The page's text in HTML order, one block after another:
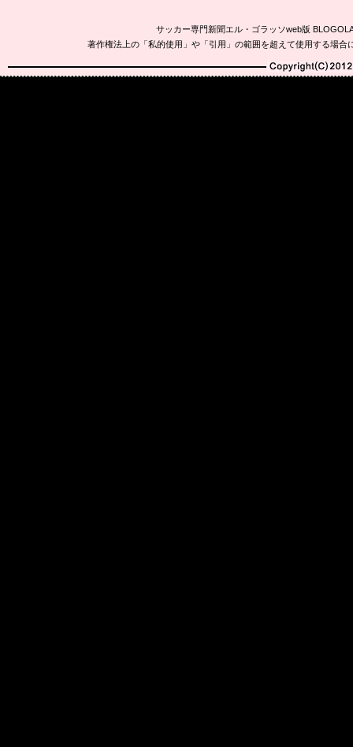
サッカー専門新聞エル・ゴラッソweb版
著作権法上の「私的使用」や「引用」の範囲を超えて使用する場
Copyright(C)2010-